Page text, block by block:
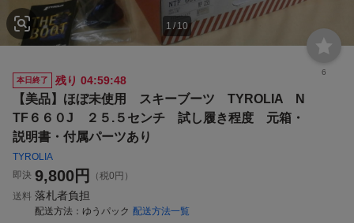
1 / 10
6
本日終了
残り 04:59:47
【美品】ほぼ未使用 スキーブーツ TYROLIA N
TF６６０J ２５.５センチ 試し履き程度 元箱・
説明書・付属パーツあり
TYROLIA
即決 9,800円
（税0円）
送料 落札者負担
配送方法 ゆうパック 配送方法一覧